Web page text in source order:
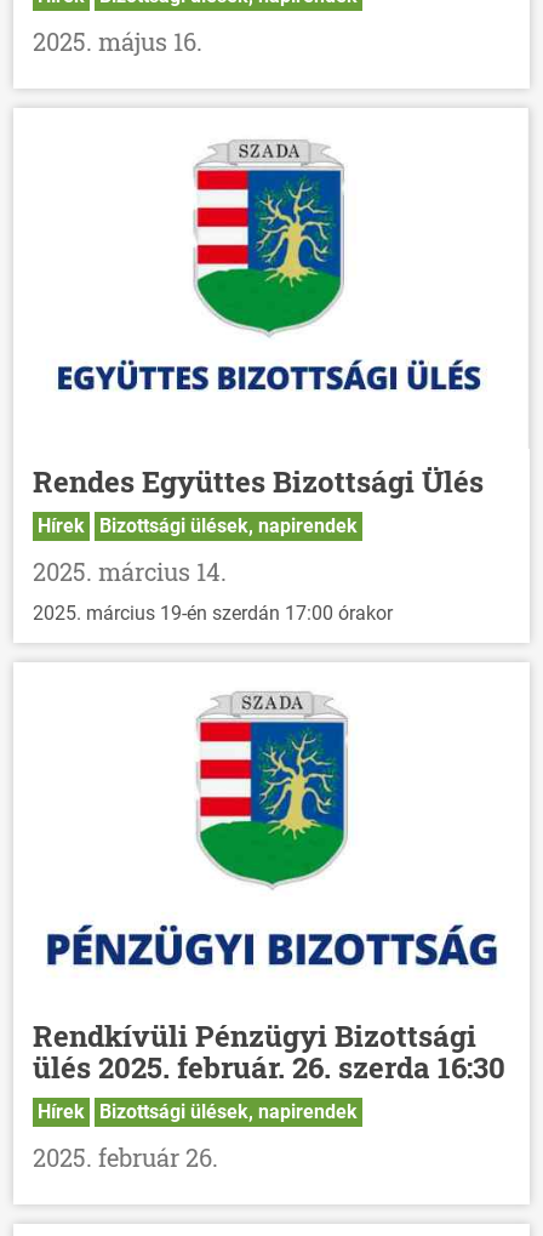
2025. május 16.
Rendes Együttes Bizottsági Ülés
Hírek Bizottsági ülések, napirendek
2025. március 14.
2025. március 19-én szerdán 17:00 órakor
Rendkívüli Pénzügyi Bizottsági
ülés 2025. február. 26. szerda 16:30
Hírek Bizottsági ülések, napirendek
2025. február 26.